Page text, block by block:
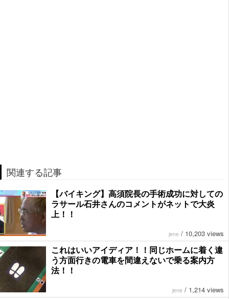
関連する記事
【バイキング】高須院長の手術成功に対しての
ラサール石井さんのコメントがネットで大炎
上！！
jene / 10,203 views
これはいいアイディア！！同じホームに着く違
う方面行きの電車を間違えないで乗る案内方
法！！
jene / 1,214 views